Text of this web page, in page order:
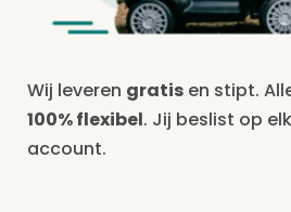
Wij leveren gratis en stipt.
100% flexibel. Jij beslist op
account.